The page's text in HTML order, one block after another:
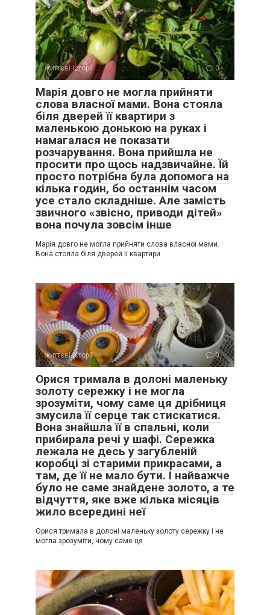
життєві історії 0
Марія довго не могла прийняти
слова власної мами. Вона стояла
біля дверей її квартири з
маленькою донькою на руках і
намагалася не показати
розчарування. Вона прийшла не
просити про щось надзвичайне. Їй
просто потрібна була допомога на
кілька годин, бо останнім часом
усе стало складніше. Але замість
звичного «звісно, приводи дітей»
вона почула зовсім інше
Марія довго не могла прийняти слова власної мами.
Вона стояла біля дверей її квартири
життєві історії 0
Орися тримала в долоні маленьку
золоту сережку і не могла
зрозуміти, чому саме ця дрібниця
змусила її серце так стискатися.
Вона знайшла її в спальні, коли
прибирала речі у шафі. Сережка
лежала не десь у загубленій
коробці зі старими прикрасами, а
там, де її не мало бути. І найважче
було не саме знайдене золото, а те
відчуття, яке вже кілька місяців
жило всередині неї
Орися тримала в долоні маленьку золоту сережку і не
могла зрозуміти, чому саме ця